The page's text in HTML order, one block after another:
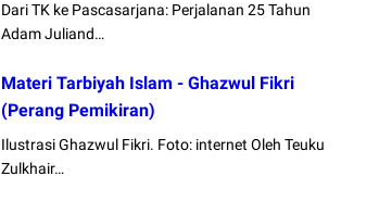
Dari TK ke Pascasarjana: Perjalanan 25 Tahun
Adam Juliand…
Materi Tarbiyah Islam - Ghazwul Fikri
(Perang Pemikiran)
Ilustrasi Ghazwul Fikri. Foto: internet Oleh Teuku
Zulkhair…